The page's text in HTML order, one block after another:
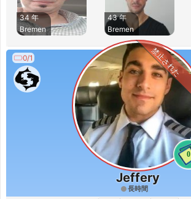
34 年
Bremen
43 年
Bremen
0/1
0
禁止された
Jeffery
長時間